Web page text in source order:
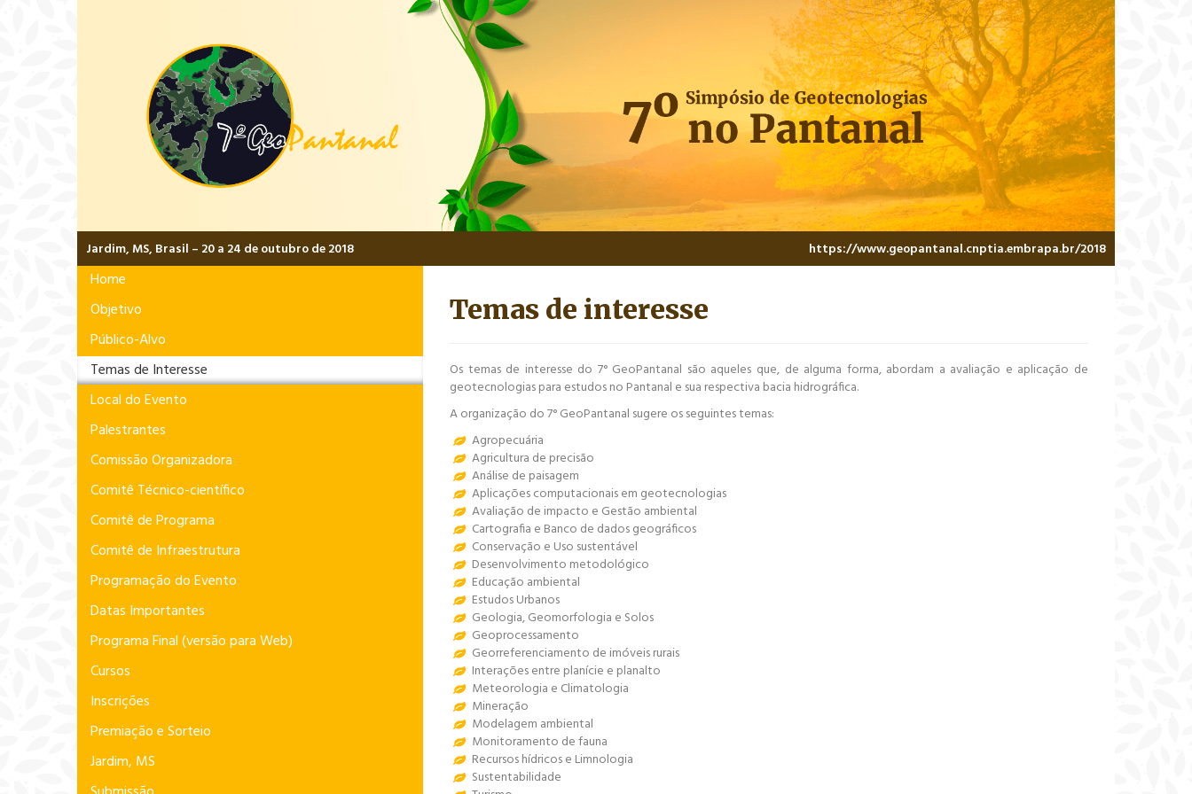
Jardim, MS, Brasil – 20 a 24 de outubro de 2018 https://www.geopantanal.cnptia.embrapa.br/2018
Home
Objetivo
Público-Alvo
Temas de Interesse
Local do Evento
Palestrantes
Comissão Organizadora
Comitê Técnico-científico
Comitê de Programa
Comitê de Infraestrutura
Programação do Evento
Datas Importantes
Programa Final (versão para Web)
Cursos
Inscrições
Premiação e Sorteio
Jardim, MS
Temas de interesse
Os temas de interesse do 7° GeoPantanal são aqueles que, de alguma forma, abordam a avaliação e aplicação de
geotecnologias para estudos no Pantanal e sua respectiva bacia hidrográfica.
A organização do 7° GeoPantanal sugere os seguintes temas:
Agropecuária
Agricultura de precisão
Análise de paisagem
Aplicações computacionais em geotecnologias
Avaliação de impacto e Gestão ambiental
Cartografia e Banco de dados geográficos
Conservação e Uso sustentável
Desenvolvimento metodológico
Educação ambiental
Estudos Urbanos
Geologia, Geomorfologia e Solos
Geoprocessamento
Georreferenciamento de imóveis rurais
Interações entre planície e planalto
Meteorologia e Climatologia
Mineração
Modelagem ambiental
Monitoramento de fauna
Recursos hídricos e Limnologia
Sustentabilidade